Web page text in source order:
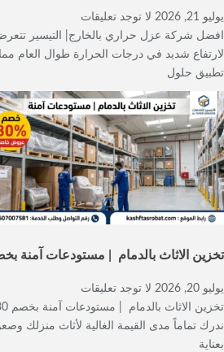
يوليو 21, 2026
لا توجد تعليقات
افضل شركة عزل حراري بالخارج| التيسير
لارتفاع شديد في درجات الحرارة طوال العام
تطبيق حلول
تخزين الاثاث بالدمام | مستودعات آمنة بخصم
يوليو 20, 2026
لا توجد تعليقات
ندرك تماماً مدى القيمة الغالية لأثاث منزلك
بعناية